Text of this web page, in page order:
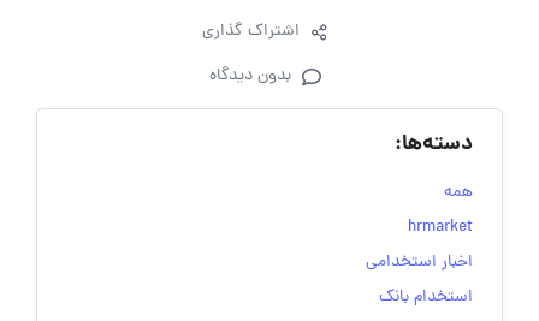
اشتراک گذاری
بدون دیدگاه
دسته‌ها:
همه
hrmarket
اخبار استخدامی
استخدام بانک